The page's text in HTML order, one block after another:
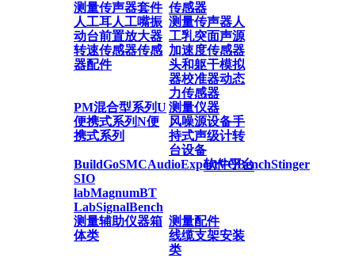
传感器
测量传声器套件
人工耳人工嘴振
动台前置放大器
转速传感器传感
器配件
测量传声器人
工乳突面声源
加速度传感器
头和躯干模拟
器校准器动态
力传感器
测量仪器
PM混合型系列U
便携式系列N便
携式系列
风噪源设备手
持式声级计转
台设备
软件平台
BuildGoSMCAudioExpertVQBenchStinger
SIO
labMagnumBT
LabSignalBench
测量配件
测量辅助仪器箱
体类
线缆支架安装
类